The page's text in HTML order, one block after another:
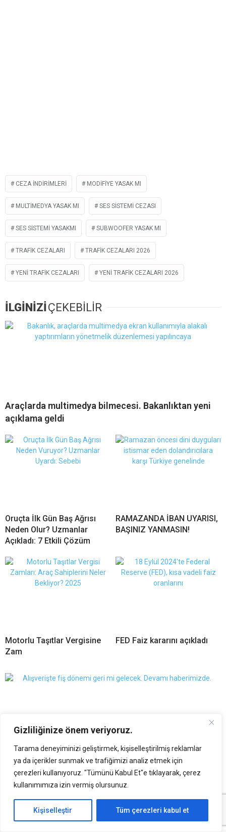
Gizliliğinize önem veriyoruz.
Tarama deneyiminizi geliştirmek, kişiselleştirilmiş reklamlar
ya da içerikler sunmak ve trafiğimizi analiz etmek için
çerezleri kullanıyoruz. "Tümünü Kabul Et"e tıklayarak, çerez
kullanımımıza izin vermiş olursunuz.
Kişiselleştir Tüm çerezleri kabul et
CEZA INDIRIMLERI MODIFIYE YASAK MI
MULTIMEDYA YASAK MI SES SISTEMI CEZASI
SES SISTEMI YASAKMI SUBWOOFER YASAK MI
TRAFIK CEZALARI TRAFIK CEZALARI 2026
YENI TRAFIK CEZALARI YENI TRAFIK CEZALARI 2026
İLGİNİZİÇEKEBİLİR
Araçlarda multimedya bilmecesi. Bakanlıktan yeni
açıklama geldi
Oruçta İlk Gün Baş Ağrısı
Neden Olur? Uzmanlar
Açıkladı: 7 Etkili Çözüm
RAMAZANDA İBAN UYARISI,
BAŞINIZ YANMASIN!
Motorlu Taşıtlar Vergisine
Zam
FED Faiz kararını açıkladı
40 yılın ardından geri geliyor!